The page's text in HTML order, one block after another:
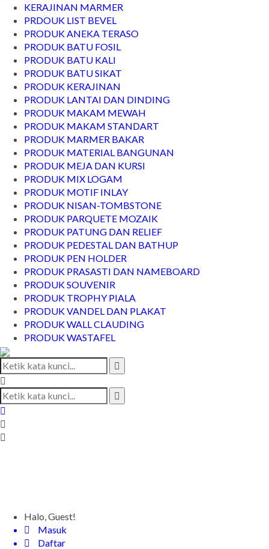
KERAJINAN MARMER
PRDOUK LIST BEVEL
PRODUK ANEKA TERASO
PRODUK BATU FOSIL
PRODUK BATU KALI
PRODUK BATU SIKAT
PRODUK KERAJINAN
PRODUK LANTAI DAN DINDING
PRODUK MAKAM MEWAH
PRODUK MAKAM STANDART
PRODUK MARMER BAKAR
PRODUK MATERIAL BANGUNAN
PRODUK MEJA DAN KURSI
PRODUK MIX LOGAM
PRODUK MOTIF INLAY
PRODUK NISAN-TOMBSTONE
PRODUK PARQUETE MOZAIK
PRODUK PATUNG DAN RELIEF
PRODUK PEDESTAL DAN BATHUP
PRODUK PEN HOLDER
PRODUK PRASASTI DAN NAMEBOARD
PRODUK SOUVENIR
PRODUK TROPHY PIALA
PRODUK VANDEL DAN PLAKAT
PRODUK WALL CLAUDING
PRODUK WASTAFEL
Halo, Guest!
Masuk
Daftar